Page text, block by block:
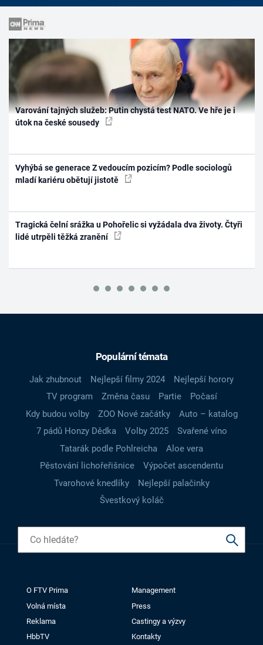
Varování tajných služeb: Putin chystá test NATO. Ve hře je i
útok na české sousedy
Vyhýbá se generace Z vedoucím pozicím? Podle sociologů
mladí kariéru obětují jistotě
Tragická čelní srážka u Pohořelic si vyžádala dva životy. Čtyři
lidé utrpěli těžká zranění
Populární témata
Jak zhubnout Nejlepší filmy 2024
Nejlepší horory
TV program
Změna času Partie
Počasí
Kdy budou volby
ZOO Nové začátky
Auto – katalog
7 pádů Honzy Dědka
Volby 2025
Svařené víno
Tatarák podle Pohlreicha
Aloe vera
Pěstování lichořeřišnice
Výpočet ascendentu
Tvarohové knedlíky
Nejlepší palačinky
Švestkový koláč
O FTV Prima
Management
Volná místa
Press
Reklama
Castingy a výzvy
HbbTV
Kontakty